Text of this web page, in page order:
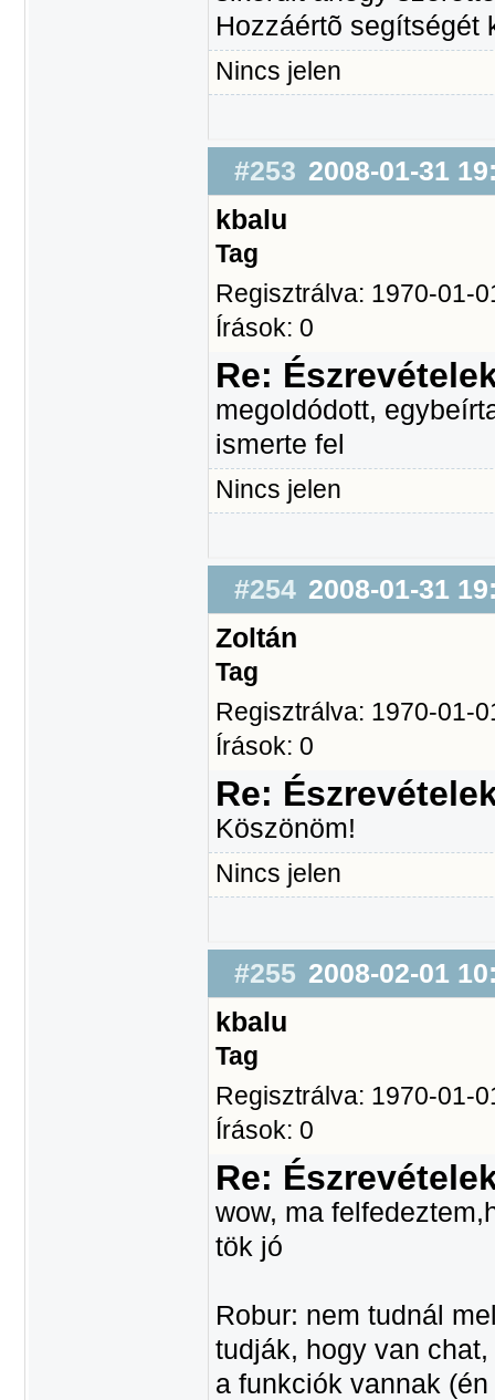
Hozzáértõ segítségét
Nincs jelen
#253 2008-01-31
kbalu
Tag
Regisztrálva: 1970-01-
Írások: 0
Re:
megoldódott,
ismerte fel
Nincs jelen
#254 2008-01-31
Zoltán
Tag
Regisztrálva: 1970-01-
Írások: 0
Re:
Köszönöm!
Nincs jelen
#255 2008-02-01
kbalu
Tag
Regisztrálva: 1970-01-
Írások: 0
Re:
wow, ma
tök jó
Robur: nem tudnál
tudják, hogy van
a funkciók vannak